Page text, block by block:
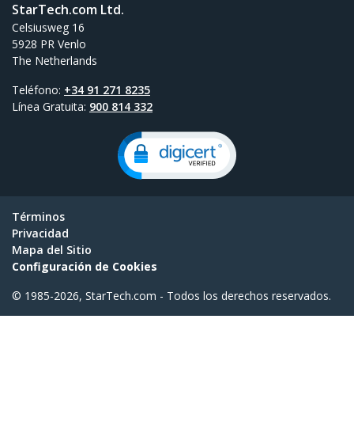
StarTech.com Ltd.
Celsiusweg 16
5928 PR Venlo
The Netherlands
Teléfono: +34 91 271 8235
Línea Gratuita: 900 814 332
Términos
Privacidad
Mapa del Sitio
Configuración de Cookies
© 1985-2026, StarTech.com - Todos los derechos reservados.